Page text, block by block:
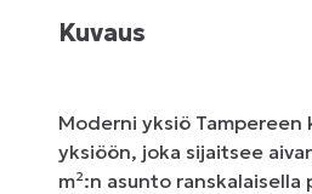
Kuvaus
Moderni yksiö Tampereen
yksiöön, joka sijaitsee
m²:n asunto